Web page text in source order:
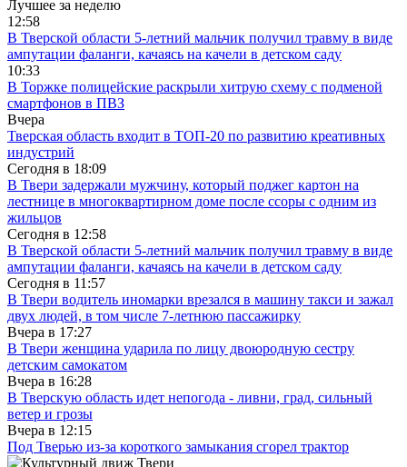
Лучшее за неделю
12:58
В Тверской области 5-летний мальчик получил травму в виде
ампутации фаланги, качаясь на качели в детском саду
10:33
В Торжке полицейские раскрыли хитрую схему с подменой
смартфонов в ПВЗ
Вчера
Тверская область входит в ТОП-20 по развитию креативных
индустрий
Сегодня в 18:09
В Твери задержали мужчину, который поджег картон на
лестнице в многоквартирном доме после ссоры с одним из
жильцов
Сегодня в 12:58
В Тверской области 5-летний мальчик получил травму в виде
ампутации фаланги, качаясь на качели в детском саду
Сегодня в 11:57
В Твери водитель иномарки врезался в машину такси и зажал
двух людей, в том числе 7-летнюю пассажирку
Вчера в 17:27
В Твери женщина ударила по лицу двоюродную сестру
детским самокатом
Вчера в 16:28
В Тверскую область идет непогода - ливни, град, сильный
ветер и грозы
Вчера в 12:15
Под Тверью из-за короткого замыкания сгорел трактор